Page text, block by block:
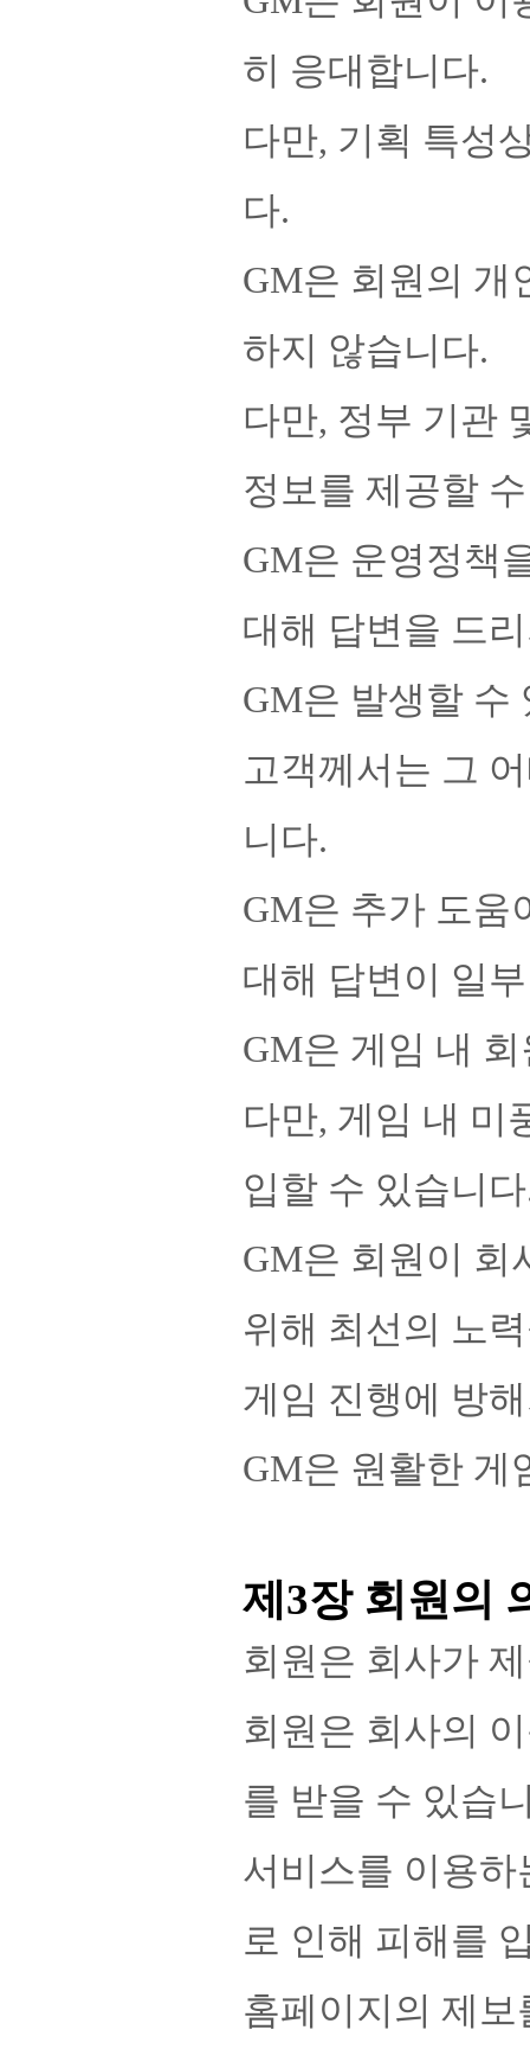
히 응대합니다.
다만, 기획 특성
다.
GM은 회원의 개
하지 않습니다.
다만, 정부 기관
정보를 제공할
GM은 운영정책
대해 답변을 드
GM은 발생할 수
고객께서는 그
니다.
GM은 추가 도움
대해 답변이 일
GM은 게임 내
다만, 게임 내 미
입할 수 있습니
GM은 회원이 회
위해 최선의 노
게임 진행에 방
GM은 원활한 게
제3장 회원의
회원은 회사가
회원은 회사의
를 받을 수 있습
서비스를 이용
로 인해 피해를
홈페이지의 제